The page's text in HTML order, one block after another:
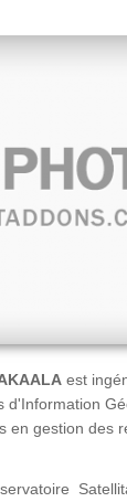
est
d'Information
en gestion des